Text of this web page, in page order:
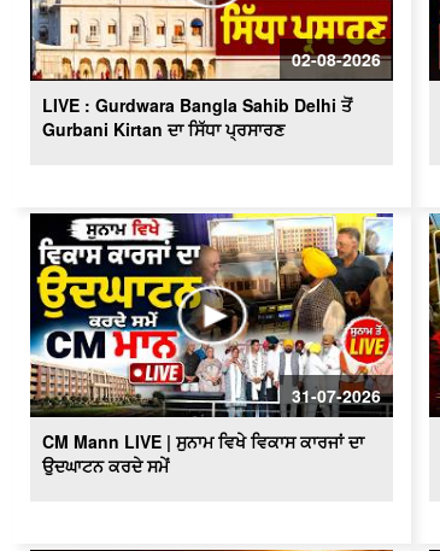
02-08-2026
LIVE : Gurdwara Bangla Sahib Delhi ਤੋਂ
Gurbani Kirtan ਦਾ ਸਿੱਧਾ ਪ੍ਰਸਾਰਣ
31-07-2026
CM Mann LIVE | ਸੁਨਾਮ ਵਿਖੇ ਵਿਕਾਸ ਕਾਰਜਾਂ ਦਾ
ਉਦਘਾਟਨ ਕਰਦੇ ਸਮੇਂ